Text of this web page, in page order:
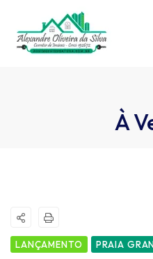
À
LANÇAMENTO PRAIA